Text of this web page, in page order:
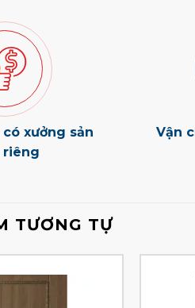
xưởng sản
riêng
Vận
TƯƠNG TỰ